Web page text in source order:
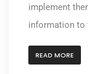
implement
information to
READ MORE